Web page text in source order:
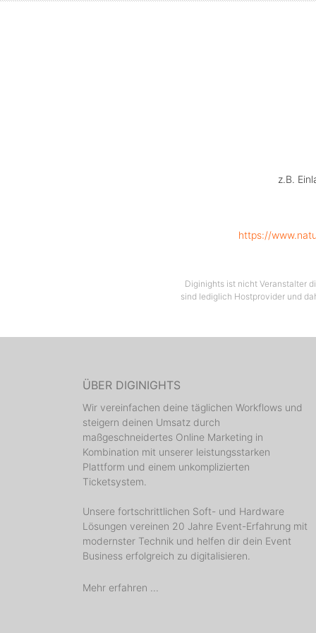
Der
z.B.
https://
Diginights ist nicht Veranstalter
sind lediglich Hostprovider und
ÜBER DIGINIGHTS
Wir vereinfachen deine täglichen Workflows und
steigern deinen Umsatz durch
maßgeschneidertes Online Marketing in
Kombination mit unserer leistungsstarken
Plattform und einem unkomplizierten
Ticketsystem.
Unsere fortschrittlichen Soft- und Hardware
Lösungen vereinen 20 Jahre Event-Erfahrung mit
modernster Technik und helfen dir dein Event
Business erfolgreich zu digitalisieren.
Mehr erfahren ...